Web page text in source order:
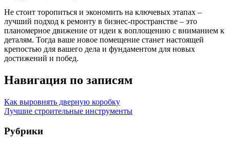
Не стоит торопиться и экономить на ключевых этапах –
лучший подход к ремонту в бизнес-пространстве – это
планомерное движение от идеи к воплощению с вниманием к
деталям. Тогда ваше новое помещение станет настоящей
крепостью для вашего дела и фундаментом для новых
достижений и побед.
Навигация по записям
Как выровнять дверную коробку
Лучшие строительные инструменты
Рубрики